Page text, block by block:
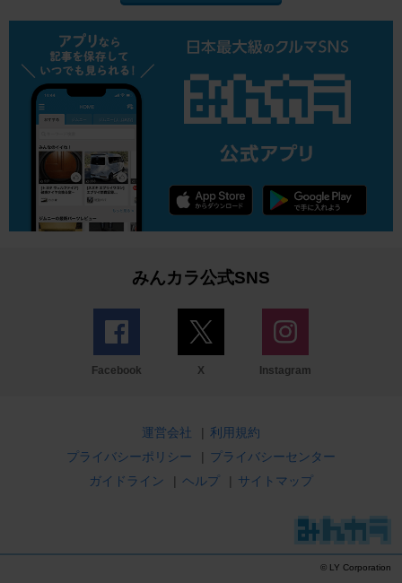
みんカラ公式SNS
Facebook X Instagram
運営会社 | 利用規約
プライバシーポリシー
| プライバシーセンター
ガイドライン
| ヘルプ | サイトマップ
© LY Corporation